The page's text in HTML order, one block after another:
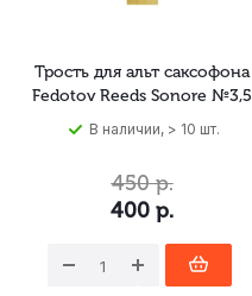
Трость для альт саксофона
Fedotov Reeds Sonore №3,5
В наличии, > 10 шт.
400 р.
450р.